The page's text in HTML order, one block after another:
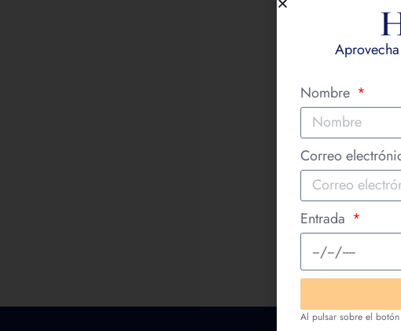
Nombre
Correo
Entrada
Al pulsar sobre el botón